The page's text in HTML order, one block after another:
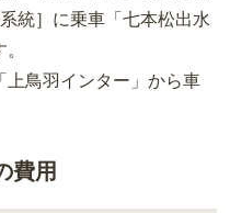
統］に乗車「七本松出水
上鳥羽インター」から車
費用